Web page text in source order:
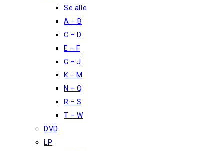
Se alle
A – B
C – D
E – F
G – J
K – M
N – Q
R – S
T – W
DVD
LP